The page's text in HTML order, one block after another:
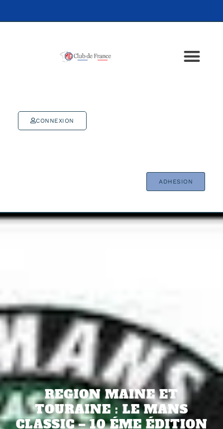
CONNEXION
ADHESION
REGION MAINE ET
TOURAINE : LE MANS
CLASSIC – 10 ÉME ÉDITION